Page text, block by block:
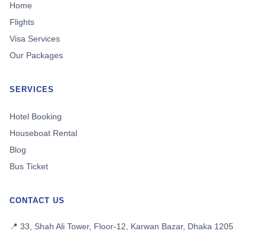
Home
Flights
Visa Services
Our Packages
SERVICES
Hotel Booking
Houseboat Rental
Blog
Bus Ticket
CONTACT US
📍 33, Shah Ali Tower, Floor-12, Karwan Bazar, Dhaka 1205